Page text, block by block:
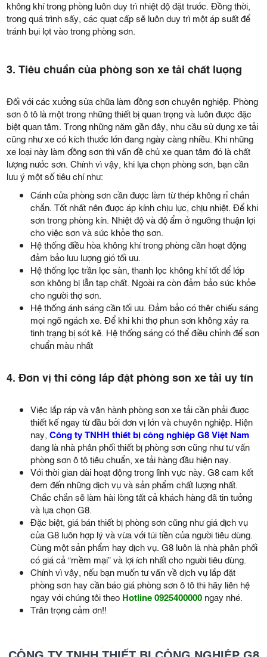
không khí trong phòng luôn duy trì nhiệt độ đặt trước. Đồng thời,
trong quá trình sấy, các quạt cấp sẽ luôn duy trì một áp suất để
tránh bụi lọt vào trong phòng sơn.
3. Tiêu chuẩn của phòng sơn xe tải chất lượng
Đối với các xưởng sửa chữa làm đồng sơn chuyên nghiệp. Phòng
sơn ô tô là một trong những thiết bị quan trọng và luôn được đặc
biệt quan tâm. Trong những năm gần đây, nhu cầu sử dụng xe tải
cũng như xe có kích thước lớn đang ngày càng nhiều. Khi những
xe loại này làm đồng sơn thì vấn đề chủ xe quan tâm đó là chất
lượng nước sơn. Chính vì vậy, khi lựa chọn phòng sơn, bạn cần
lưu ý một số tiêu chí như:
Cánh cửa phòng sơn cần được làm từ thép không rỉ chắn
chắn. Tốt nhất nên được áp kính chịu lực, chịu nhiệt. Để khi
sơn trong phòng kín. Nhiệt độ và độ ẩm ở ngưỡng thuận lợi
cho việc sơn và sức khỏe thợ sơn.
Hệ thống điều hòa không khí trong phòng cần hoạt động
đảm bảo lưu lượng gió tối ưu.
Hệ thống lọc trần lọc sàn, thanh lọc không khí tốt để lớp
sơn không bị lẫn tạp chất. Ngoài ra còn đảm bảo sức khỏe
cho người thợ sơn.
Hệ thống ánh sáng cần tối ưu. Đảm bảo có thêr chiếu sáng
mọi ngõ ngách xe. Để khi khi thợ phun sơn không xảy ra
tình trạng bị sót kẽ. Hệ thống sáng có thể điều chỉnh để sơn
chuẩn màu nhất
4. Đơn vị thi công lắp đặt phòng sơn xe tải uy tín
Việc lắp ráp và vận hành phòng sơn xe tải cần phải được
thiết kế ngay từ đầu bởi đơn vị lớn và chuyên nghiệp. Hiện
nay,Công ty TNHH thiết bị công nghiệp G8 Việt Nam
đang là nhà phân phối thiết bị phòng sơn cũng như tư vấn
phòng sơn ô tô tiêu chuẩn, xe tải hàng đầu hiện nay.
Với thời gian dài hoạt động trong lĩnh vực này. G8 cam kết
đem đến những dịch vụ và sản phẩm chất lượng nhất.
Chắc chắn sẽ làm hài lòng tất cả khách hàng đã tin tưởng
và lựa chọn G8.
Đặc biệt, giá bán thiết bị phòng sơn cũng như giá dịch vụ
của G8 luôn hợp lý và vừa với túi tiền của người tiêu dùng.
Cùng một sản phẩm hay dịch vụ. G8 luôn là nhà phân phối
có giá cả “mềm mại” và lợi ích nhất cho người tiêu dùng.
Chính vì vậy, nếu bạn muốn tư vấn về dịch vụ lắp đặt
phòng sơn hay cần báo giá phòng sơn ô tô thì hãy liên hệ
ngay với chúng tôi theo Hotline 0925400000 ngay nhé.
Trân trọng cảm ơn!!